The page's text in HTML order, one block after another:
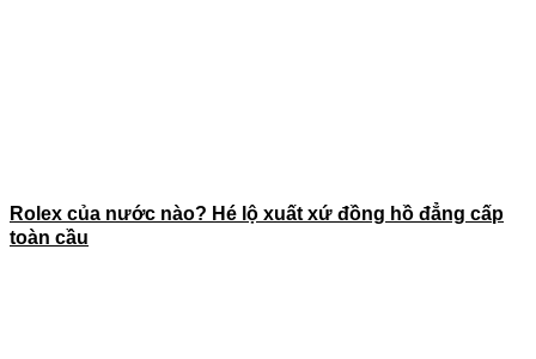
Rolex của nước nào? Hé lộ xuất xứ đồng hồ đẳng cấp
toàn cầu